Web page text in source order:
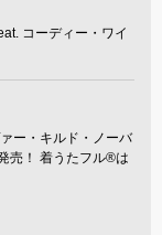
コーディー・ワイ
ー・キルド・ノーバ
売！ 着うたフル®は